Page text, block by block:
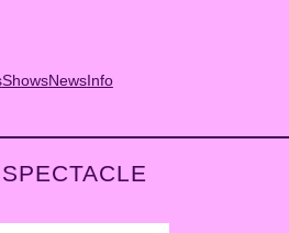
ShowsNewsInfo